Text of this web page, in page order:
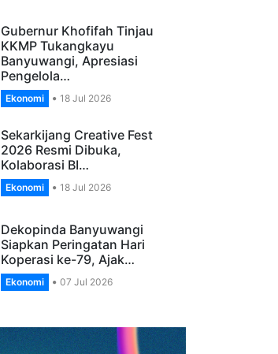
Ekonomi 27 Jul 2026
Gubernur Khofifah Tinjau
KKMP Tukangkayu
Banyuwangi, Apresiasi
Ekonomi 18 Jul 2026
Sekarkijang Creative Fest
2026 Resmi Dibuka,
Ekonomi 18 Jul 2026
Dekopinda Banyuwangi
Siapkan Peringatan Hari
Ekonomi 07 Jul 2026